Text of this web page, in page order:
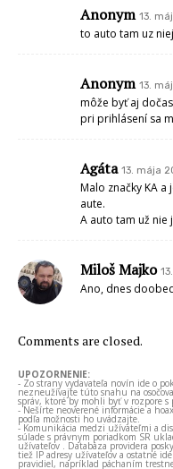
Anonym 13.
to auto tam uz
Anonym 13.
môže byť aj
pri prihlásení sa
Agáta 13. mája
Malo značky KA
aute.
A auto tam už nie
Miloš Majko
Ano, dnes
Comments are closed.
UPOZORNENIE:
- Zo strany vydavateľa novín ide o
nezneužívajte túto snahu na
správ, ktoré by mohli byť v rozpore
- Nešírte neoverené informácie a
podľa možnosti ho uvádzajte.
- Komunikácia medzi užívateľmi a
súlade s právnym poriadkom SR
užívateľov . Databáza providera
tiež IP adresy užívateľov a ostatné
pravidiel, napríklad páchaním